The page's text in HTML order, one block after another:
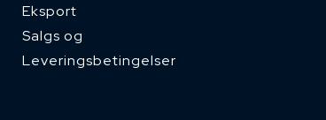
Eksport
Salgs og
Leveringsbetingelser